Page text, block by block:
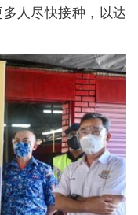
人尽快接种，以达